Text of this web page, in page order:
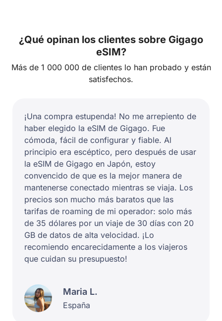
¿Qué opinan los clientes sobre Gigago
eSIM?
Más de 1 000 000 de clientes lo han probado y están
satisfechos.
¡Una compra estupenda! No me arrepiento de
haber elegido la eSIM de Gigago. Fue
cómoda, fácil de configurar y fiable. Al
principio era escéptico, pero después de usar
la eSIM de Gigago en Japón, estoy
convencido de que es la mejor manera de
mantenerse conectado mientras se viaja. Los
precios son mucho más baratos que las
tarifas de roaming de mi operador: solo más
de 35 dólares por un viaje de 30 días con 20
GB de datos de alta velocidad. ¡Lo
recomiendo encarecidamente a los viajeros
que cuidan su presupuesto!
Maria L.
España